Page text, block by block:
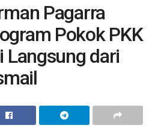
Pagarra
Pokok PKK
Langsung dari